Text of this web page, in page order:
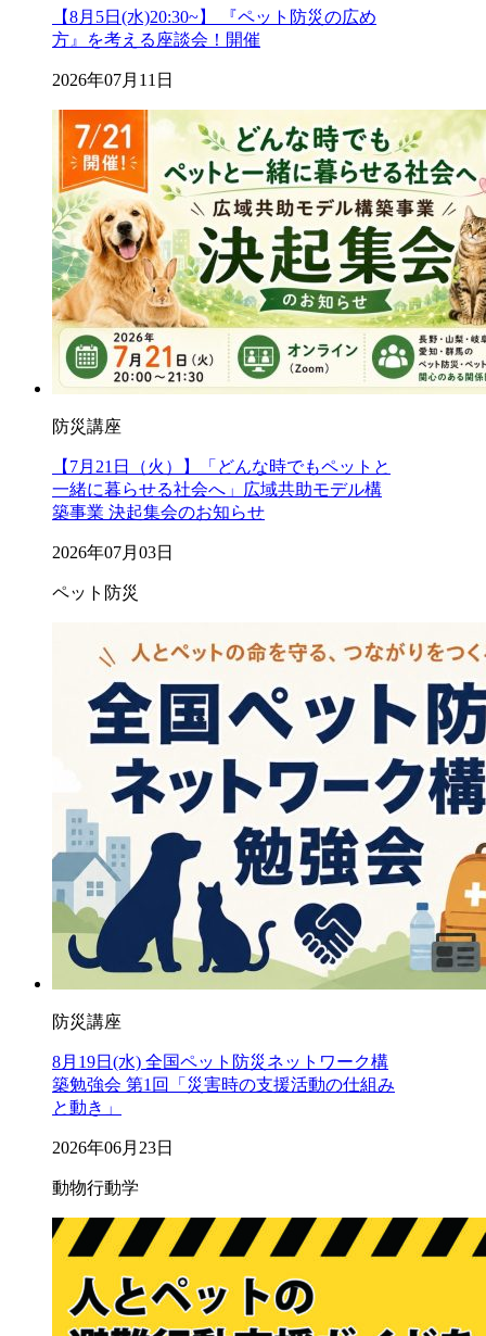
【8月5日(水)20:30~】 『ペット防災の広め
方』を考える座談会！開催
2026年07月11日
防災講座
【7月21日（火）】「どんな時でもペットと
一緒に暮らせる社会へ」広域共助モデル構
築事業 決起集会のお知らせ
2026年07月03日
ペット防災
防災講座
8月19日(水) 全国ペット防災ネットワーク構
築勉強会 第1回「災害時の支援活動の仕組み
と動き」
2026年06月23日
動物行動学